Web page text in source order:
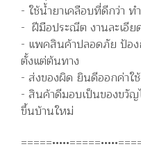
- ใช้น้ำยาเคลือบที่ดีกว่า ท
- ฝีมือประณีต งานละเอี
- แพคสินค้าปลอดภัย ป้อง
ตั้งแต่ต้นทาง
- ส่งของผิด ยินดีออกค่าใ
- สินค้าดีมอบเป็นของขวั
ขึ้นบ้านใหม่